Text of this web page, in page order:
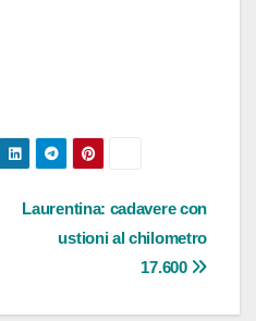
Laurentina: cadavere con
ustioni al chilometro
17.600